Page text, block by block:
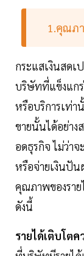
1.คุณภ
กระแสเงินสดเ
บริษัทที่แข็งแกร่
หรือบริการเท่า
ขายนั้นได้อย่าง
อดธุรกิจ ไม่ว่า
หรือจ่ายเงินปั
คุณภาพของรา
ดังนี้
รายได้เติบโต